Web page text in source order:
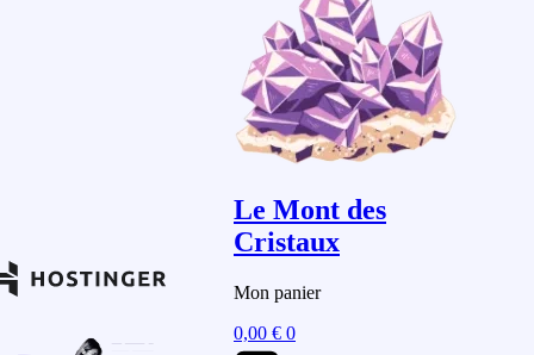
Le Mont des
Cristaux
Mon panier
0,00 € 0